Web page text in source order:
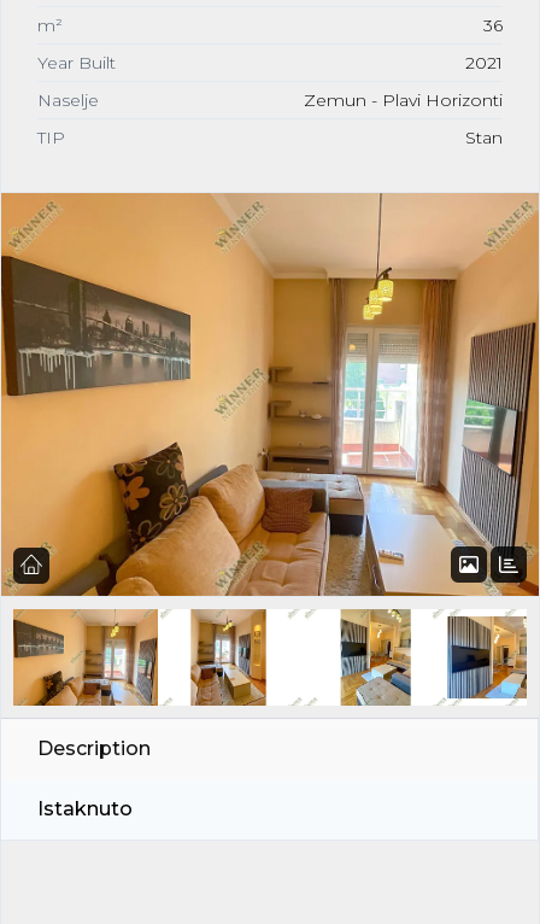
m²
36
Year Built
2021
Naselje
Zemun - Plavi Horizonti
TIP
Stan
Description
Istaknuto